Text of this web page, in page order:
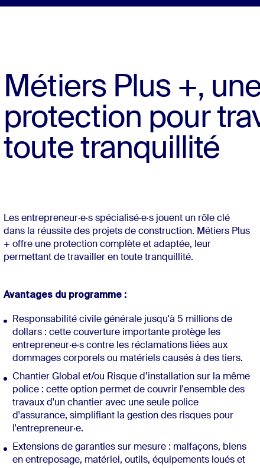
Métiers Plus +,
protection pour
toute tranquillité
Les entrepreneur·e·s spécialisé·e·s jouent un rôle clé
dans la réussite des projets de construction. Métiers Plus
+ offre une protection complète et adaptée, leur
permettant de travailler en toute tranquillité.
Avantages du programme :
Responsabilité civile générale jusqu'à 5 millions de
dollars : cette couverture importante protège les
entrepreneur·e·s contre les réclamations liées aux
dommages corporels ou matériels causés à des tiers.
Chantier Global et/ou Risque d’installation sur la même
police : cette option permet de couvrir l'ensemble des
travaux d'un chantier avec une seule police
d'assurance, simplifiant la gestion des risques pour
l'entrepreneur·e.
Extensions de garanties sur mesure : malfaçons, biens
en entreposage, matériel, outils, équipements loués et